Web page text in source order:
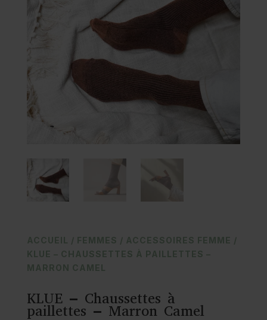
ACCUEIL / FEMMES / ACCESSOIRES FEMME /
KLUE – CHAUSSETTES À PAILLETTES –
MARRON CAMEL
KLUE – Chaussettes à
paillettes – Marron Camel